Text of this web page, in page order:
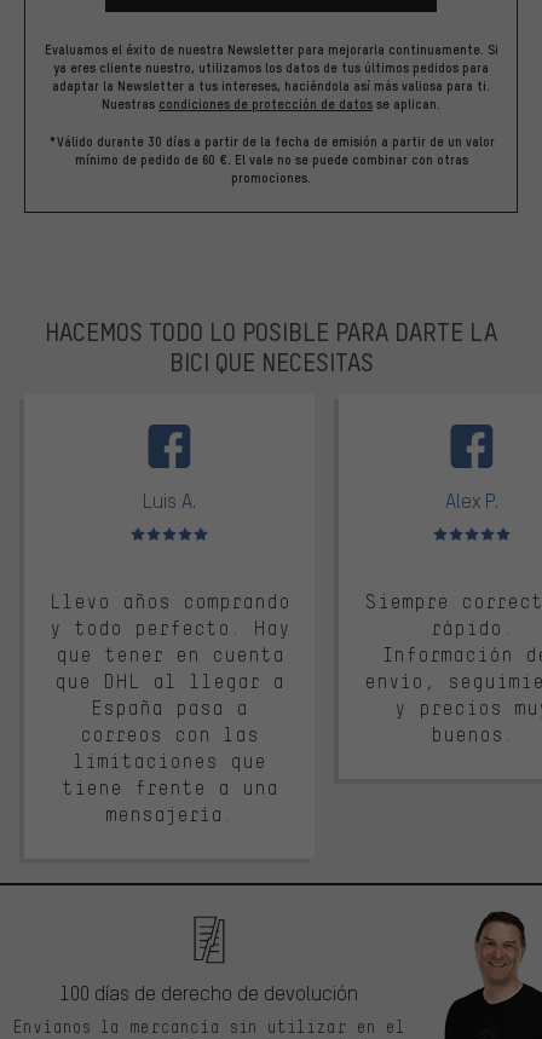
Evaluamos el éxito de nuestra Newsletter para mejorarla continuamente. Si
ya eres cliente nuestro, utilizamos los datos de tus últimos pedidos para
adaptar la Newsletter a tus intereses, haciéndola así más valiosa para ti.
Nuestras condiciones de protección de datos se aplican.
*Válido durante 30 días a partir de la fecha de emisión a partir de un valor
mínimo de pedido de 60 €. El vale no se puede combinar con otras
promociones.
HACEMOS TODO LO POSIBLE PARA DARTE LA
BICI QUE NECESITAS
Luis A.
Valoración media: 5 de 5
Llevo años comprando
y todo perfecto. Hay
que tener en cuenta
que DHL al llegar a
España pasa a
correos con las
limitaciones que
tiene frente a una
mensajería.
Alex P.
Valoración
Siempre
rápido.
Información
envío,
y precios
buenos.
100 días de derecho de devolución
Envíanos la mercancía sin utilizar en el